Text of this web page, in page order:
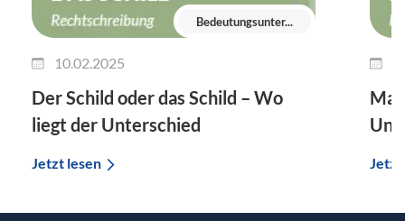
Bedeutungsunter...
10.02.2025
Der Schild oder das Schild – Wo
liegt der Unterschied
Jetzt lesen